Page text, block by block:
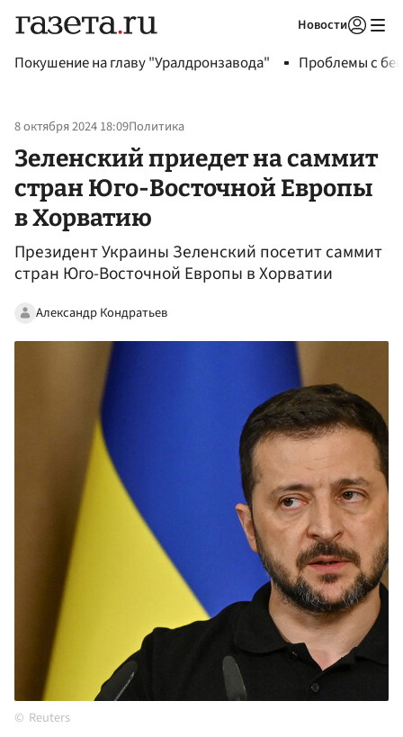
Новости
Покушение на главу "Уралдронзавода" Проблемы с
8 октября 2024 18:09Политика
Зеленский приедет на саммит
стран Юго-Восточной Европы
в Хорватию
Президент Украины Зеленский посетит саммит
стран Юго-Восточной Европы в Хорватии
Александр Кондратьев
Reuters